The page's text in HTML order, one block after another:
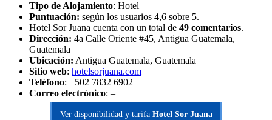
Tipo de Alojamiento: Hotel
Puntuación: según los usuarios 4,6 sobre 5.
Hotel Sor Juana cuenta con un total de 49 comentarios.
Dirección: 4a Calle Oriente #45, Antigua Guatemala,
Guatemala
Ubicación: Antigua Guatemala, Guatemala
Sitio web: hotelsorjuana.com
Teléfono: +502 7832 6902
Correo electrónico: –
Ver disponibilidad y tarifa Hotel Sor Juana